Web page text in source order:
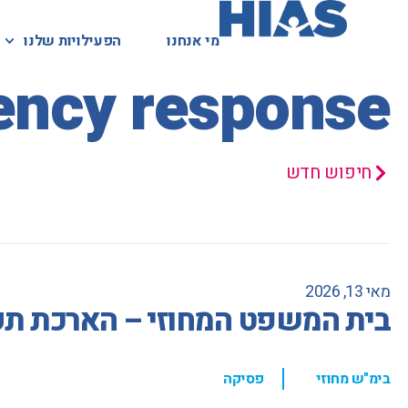
מי אנחנו הפעילויות שלנו מי אנחנו הפעילויות שלנו המאגר המשפטי
response
חיפוש חדש
מאי 13, 2026
בית המשפט המחוזי – הארכת
בימ"ש מחוזי , פסיקה